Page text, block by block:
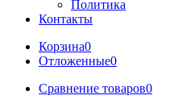
Политика
Контакты
Корзина0
Отложенные0
Сравнение товаров0